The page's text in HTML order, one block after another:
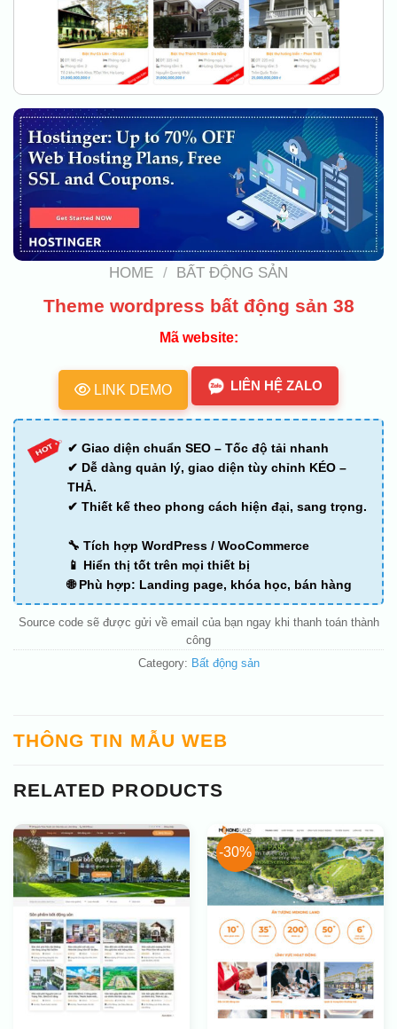
HOME / BẤT ĐỘNG SẢN
Theme wordpress bất động sản 38
Mã website:
LINK DEMO LIÊN HỆ ZALO
✔ Giao diện chuẩn SEO – Tốc độ tải nhanh
✔ Dễ dàng quản lý, giao diện tùy chỉnh KÉO –
THẢ.
✔ Thiết kế theo phong cách hiện đại, sang trọng.
🔧 Tích hợp WordPress / WooCommerce
📱 Hiển thị tốt trên mọi thiết bị
🌐 Phù hợp: Landing page, khóa học, bán hàng
Source code sẽ được gửi về email của bạn ngay khi thanh toán thành
công
Category: Bất động sản
THÔNG TIN MẪU WEB
RELATED PRODUCTS
-30%